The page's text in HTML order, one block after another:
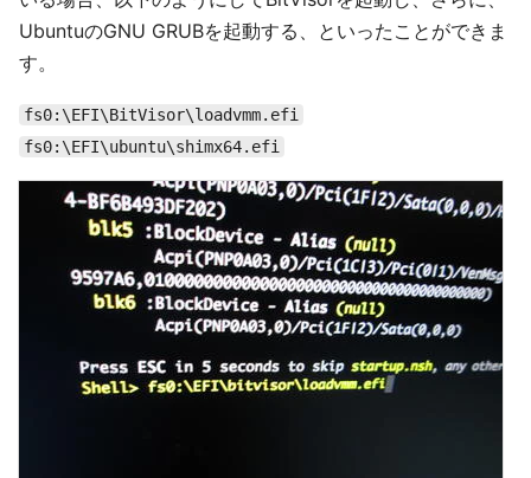
UbuntuのGNU GRUBを起動する、といったことができま
す。
fs0:\EFI\BitVisor\loadvmm.efi
fs0:\EFI\ubuntu\shimx64.efi